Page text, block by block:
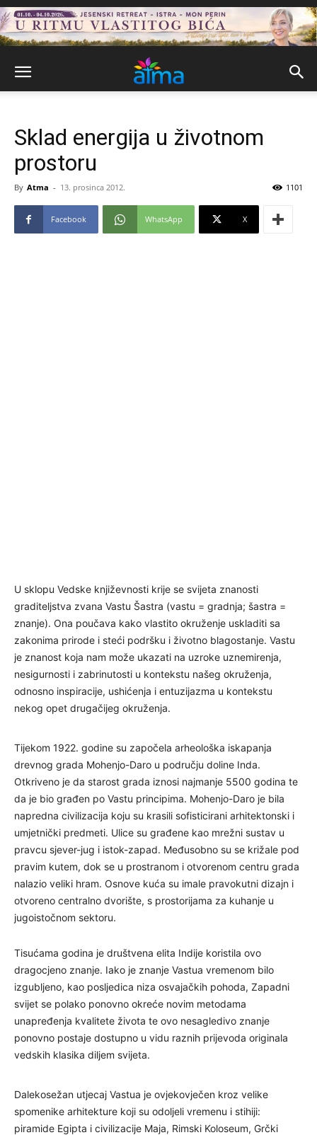
Sklad energija u životnom
prostoru
By Atma - 13. prosinca 2012. 1101
Facebook WhatsApp X
U sklopu Vedske književnosti krije se svijeta znanosti
graditeljstva zvana Vastu Šastra (vastu = gradnja; šastra =
znanje). Ona poučava kako vlastito okruženje uskladiti sa
zakonima prirode i steći podršku i životno blagostanje. Vastu
je znanost koja nam može ukazati na uzroke uznemirenja,
nesigurnosti i zabrinutosti u kontekstu našeg okruženja,
odnosno inspiracije, ushićenja i entuzijazma u kontekstu
nekog opet drugačijeg okruženja.
Tijekom 1922. godine su započela arheološka iskapanja
drevnog grada Mohenjo-Daro u području doline Inda.
Otkriveno je da starost grada iznosi najmanje 5500 godina te
da je bio građen po Vastu principima. Mohenjo-Daro je bila
napredna civilizacija koju su krasili sofisticirani arhitektonski i
umjetnički predmeti. Ulice su građene kao mrežni sustav u
pravcu sjever-jug i istok-zapad. Međusobno su se križale pod
pravim kutem, dok se u prostranom i otvorenom centru grada
nalazio veliki hram. Osnove kuća su imale pravokutni dizajn i
otvoreno centralno dvorište, s prostorijama za kuhanje u
jugoistočnom sektoru.
Tisućama godina je društvena elita Indije koristila ovo
dragocjeno znanje. Iako je znanje Vastua vremenom bilo
izgubljeno, kao posljedica niza osvajačkih pohoda, Zapadni
svijet se polako ponovno okreće novim metodama
unapređenja kvalitete života te ovo nesagledivo znanje
ponovno postaje dostupno u vidu raznih prijevoda originala
vedskih klasika diljem svijeta.
Dalekosežan utjecaj Vastua je ovjekovječen kroz velike
spomenike arhitekture koji su odoljeli vremenu i stihiji:
piramide Egipta i civilizacije Maja, Rimski Koloseum, Grčki